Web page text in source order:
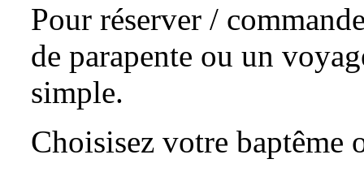
Pour réserver /
de parapente ou un
simple.
Choisisez votre baptême